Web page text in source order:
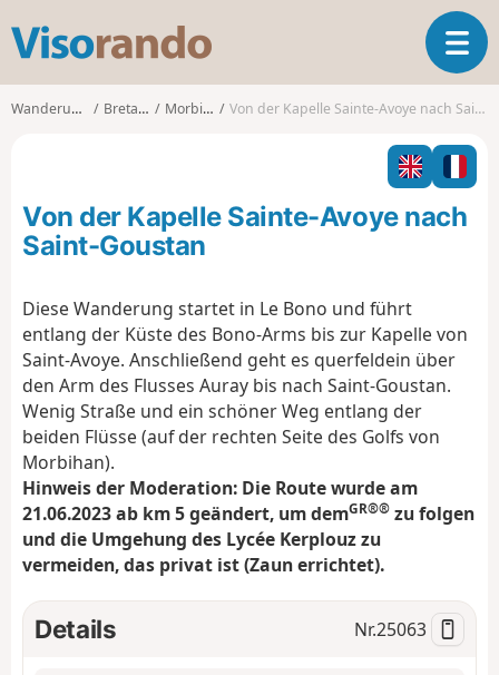
s
o
T
o
g
l
n
a
t
Wanderungen Bretagne Morbihan Von der Kapelle Sainte-Avoye nach Saint-Goustan
Von der Kapelle Sainte-Avoye nach
Saint-Goustan
Diese Wanderung startet in Le Bono und führt
entlang der Küste des Bono-Arms bis zur Kapelle von
Saint-Avoye. Anschließend geht es querfeldein über
den Arm des Flusses Auray bis nach Saint-Goustan.
Wenig Straße und ein schöner Weg entlang der
beiden Flüsse (auf der rechten Seite des Golfs von
Morbihan).
Hinweis der Moderation: Die Route wurde am
21.06.2023 ab km 5 geändert, um demGR®® zu folgen
und die Umgehung des Lycée Kerplouz zu
vermeiden, das privat ist (Zaun errichtet).
Details Nr.25063